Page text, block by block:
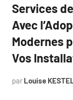
Services
Avec
Modernes
Vos
par Louise